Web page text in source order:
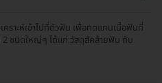
คราะห์เข้าไปที่ตัวฟัน เพื่อทดแทนเนื้อฟันที่
ชนิดใหญ่ๆ ได้แก่ วัสดุสีคล้ายฟัน กับ